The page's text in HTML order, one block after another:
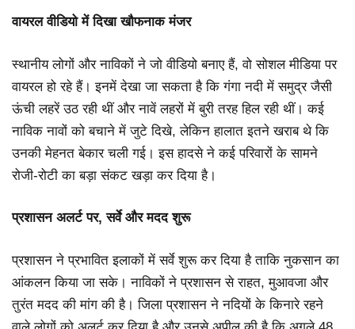
वायरल वीडियो में दिखा खौफनाक मंजर
स्थानीय लोगों और नाविकों ने जो वीडियो बनाए हैं, वो सोशल मीडिया पर
वायरल हो रहे हैं। इनमें देखा जा सकता है कि गंगा नदी में समुद्र जैसी
ऊंची लहरें उठ रही थीं और नावें लहरों में बुरी तरह हिल रही थीं। कई
नाविक नावों को बचाने में जुटे दिखे, लेकिन हालात इतने खराब थे कि
उनकी मेहनत बेकार चली गई। इस हादसे ने कई परिवारों के सामने
रोजी-रोटी का बड़ा संकट खड़ा कर दिया है।
प्रशासन अलर्ट पर, सर्वे और मदद शुरू
प्रशासन ने प्रभावित इलाकों में सर्वे शुरू कर दिया है ताकि नुकसान का
आंकलन किया जा सके। नाविकों ने प्रशासन से राहत, मुआवजा और
तुरंत मदद की मांग की है। जिला प्रशासन ने नदियों के किनारे रहने